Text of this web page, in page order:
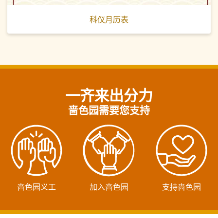
科仪月历表
一齐来出分力
啬色园需要您支持
啬色园义工 加入啬色园 支持啬色园